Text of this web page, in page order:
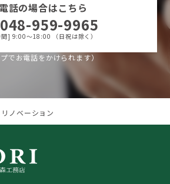
話の場合はこちら
048-959-9965
] 9:00〜18:00 （日祝は除く）
プでお電話をかけられます）
ノベーション